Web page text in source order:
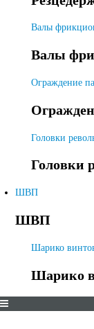
Валы
Валы
Ограждение
Головки
Головки
ШВП
ШВП
Шарико
Шарико